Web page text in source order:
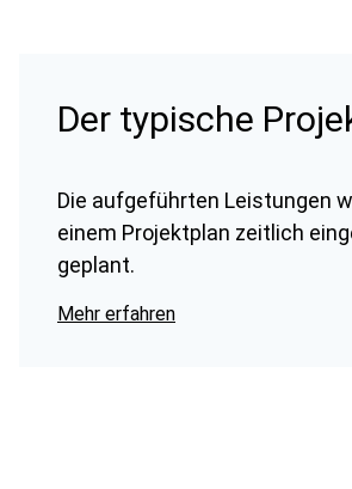
Der typische
Die aufgeführten Leistungen
einem Projektplan zeitlich
geplant.
Mehr erfahren